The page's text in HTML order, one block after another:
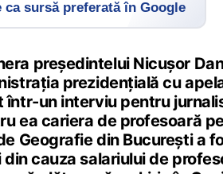
ca sursă preferată în Google
președintelui Nicușor
prezidențială cu
într-un interviu pentru
ea cariera de profesoară
Geografie din București a
cauza salariului de